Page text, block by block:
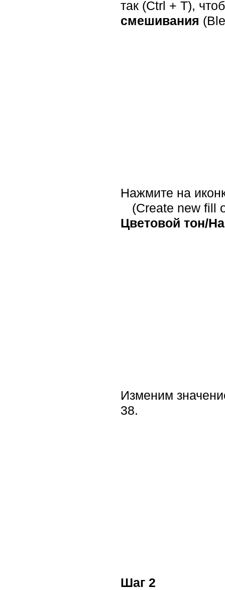
так (Ctrl + T),
смешивания
Нажмите на
(Create new fill
Цветовой тон/
Изменим
38.
Шаг 2